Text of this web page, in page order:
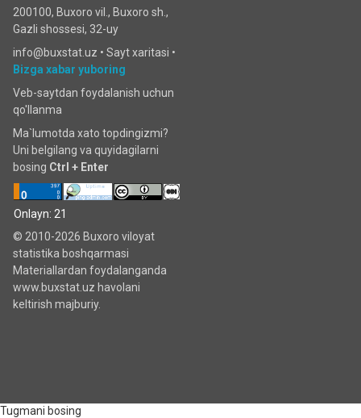
200100, Buxoro vil., Buxoro sh.,
Gazli shossesi, 32-uy
info@buxstat.uz • Sayt xaritasi •
Bizga xabar yuboring
Veb-saytdan foydalanish uchun
qo'llanma
Ma`lumotda xato topdingizmi?
Uni belgilang va quyidagilarni
bosing Ctrl + Enter
Onlayn: 21
© 2010-2026 Buxoro viloyat
statistika boshqarmasi
Materiallardan foydalanganda
www.buxstat.uz havolani
keltirish majburiy.
Tugmani bosing